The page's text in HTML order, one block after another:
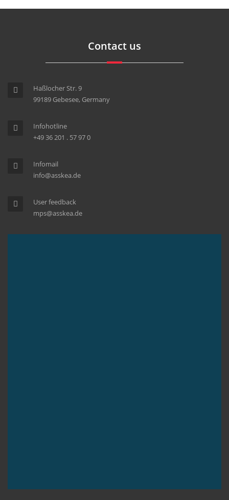
Contact us
Haßlocher Str. 9
99189 Gebesee, Germany
Infohotline
+49 36 201 . 57 97 0
Infomail
info@asskea.de
User feedback
mps@asskea.de